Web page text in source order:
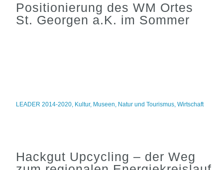
Positionierung des WM Ortes
St. Georgen a.K. im Sommer
LEADER 2014-2020, Kultur, Museen, Natur und Tourismus,Wirtschaft
Hackgut Upcycling – der Weg